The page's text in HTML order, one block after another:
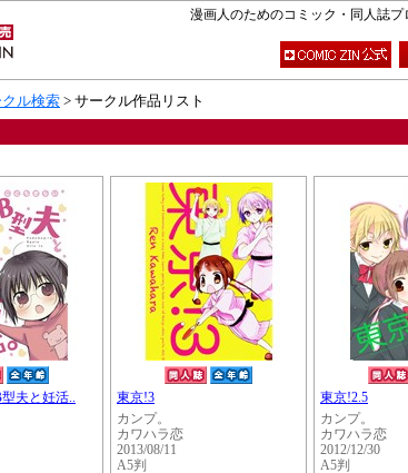
漫画人のためのコミック・同人誌
ル検索 > サークル作品リスト
夫と妊活..
東京!3
カンプ。
カワハラ恋
2013/08/11
A5判
東京!2.5
カンプ。
カワハラ恋
2012/12/30
A5判